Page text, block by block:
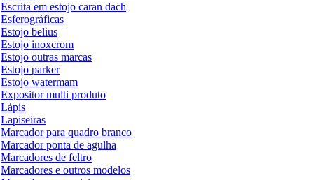
Escrita em estojo caran dach
Esferográficas
Estojo belius
Estojo inoxcrom
Estojo outras marcas
Estojo parker
Estojo watermam
Expositor multi produto
Lápis
Lapiseiras
Marcador para quadro branco
Marcador ponta de agulha
Marcadores de feltro
Marcadores e outros modelos